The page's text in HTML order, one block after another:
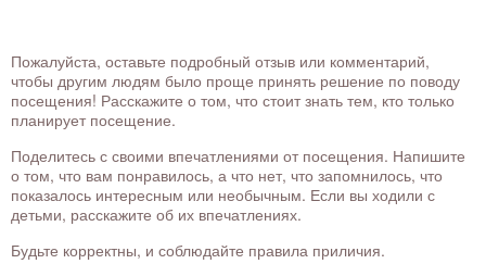
Пожалуйста, оставьте подробный отзыв или комментарий,
чтобы другим людям было проще принять решение по поводу
посещения! Расскажите о том, что стоит знать тем, кто только
планирует посещение.
Поделитесь с своими впечатлениями от посещения. Напишите
о том, что вам понравилось, а что нет, что запомнилось, что
показалось интересным или необычным. Если вы ходили с
детьми, расскажите об их впечатлениях.
Будьте корректны, и соблюдайте правила приличия.